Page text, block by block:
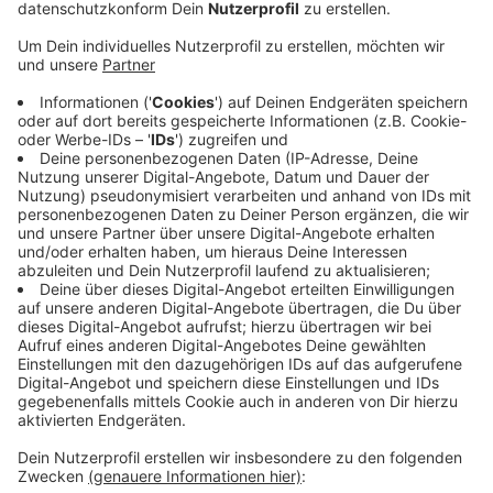
Veröffentlicht:Dienstag, 17.03.2020 05:52
Anzeige
Geisel sagte, die Infektionsgefahr in Bussen und
Bahnen sei hoch. Deshalb solle jeder, der könne, zurzeit
darauf verzichten, Bus und Bahn zu benutzen. Die
Rheinbahn hat auch reagiert und fährt ab morgen
(Mittwoch, 18. März 2020) nach Samstagsfahrplan.
Die Stadt hat noch weitere Maßnahmen ergriffen. So
dürfen Gaststätten ab sofort nur noch öffnen, wenn
sie selber kochen, höchstens 50 Plätze, genügend
Platz zwischen den Tischen und keinen Tresen haben.
Die normale Kneipe und Eisdielen müssen damit
geschlossen bleiben.
Anzeige